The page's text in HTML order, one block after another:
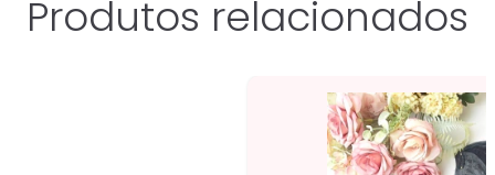
Produtos relacionados